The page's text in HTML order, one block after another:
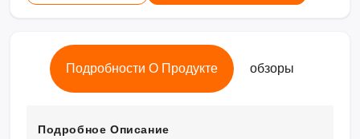
Подробности О Продукте обзоры
Подробное Описание